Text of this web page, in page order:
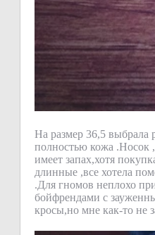
На размер 36,5 выбрала
полностью кожа .Носок
имеет запах,хотя
длинные ,все хотела
.Для гномов неплохо
бойфрендами с
кросы,но мне как-то не